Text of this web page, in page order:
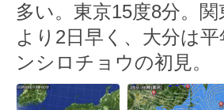
多い。東京15度8分。
より2日早く、大分は
ンシロチョウの初見。